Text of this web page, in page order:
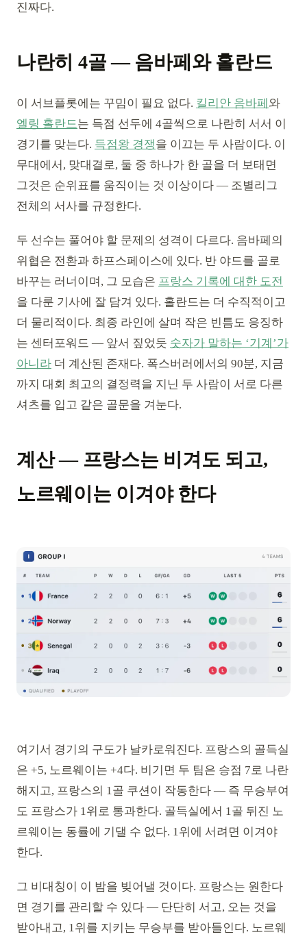
진짜다.
나란히 4골 — 음바페와 홀란드
이 서브플롯에는 꾸밈이 필요 없다. 킬리안 음바페 와
엘링 홀란드는 득점 선두에 4골씩으로 나란히 서서 이
경기를 맞는다. 득점왕 경쟁을 이끄는 두 사람이다. 이
무대에서, 맞대결로, 둘 중 하나가 한 골을 더 보태면
그것은 순위표를 움직이는 것 이상이다 — 조별리그
전체의 서사를 규정한다.
두 선수는 풀어야 할 문제의 성격이 다르다. 음바페의
위협은 전환과 하프스페이스에 있다. 반 야드를 골로
바꾸는 러너이며, 그 모습은 프랑스 기록에 대한 도전
을 다룬 기사에 잘 담겨 있다. 홀란드는 더 수직적이고
더 물리적이다. 최종 라인에 살며 작은 빈틈도 응징하
는 센터포워드 — 앞서 짚었듯 숫자가 말하는 ‘기계’가
아니라 더 계산된 존재다. 폭스버러에서의 90분, 지금
까지 대회 최고의 결정력을 지닌 두 사람이 서로 다른
셔츠를 입고 같은 골문을 겨눈다.
계산 — 프랑스는 비겨도 되고,
노르웨이는 이겨야 한다
여기서 경기의 구도가 날카로워진다. 프랑스의 골득실
은 +5, 노르웨이는 +4다. 비기면 두 팀은 승점 7로 나란
해지고, 프랑스의 1골 쿠션이 작동한다 — 즉 무승부여
도 프랑스가 1위로 통과한다. 골득실에서 1골 뒤진 노
르웨이는 동률에 기댈 수 없다. 1위에 서려면 이겨야
한다.
그 비대칭이 이 밤을 빚어낼 것이다. 프랑스는 원한다
면 경기를 관리할 수 있다 — 단단히 서고, 오는 것을
받아내고, 1위를 지키는 무승부를 받아들인다. 노르웨